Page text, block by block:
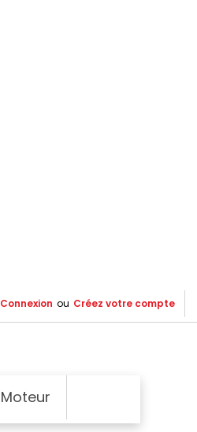
Connexion ou Créez votre compte
Moteur